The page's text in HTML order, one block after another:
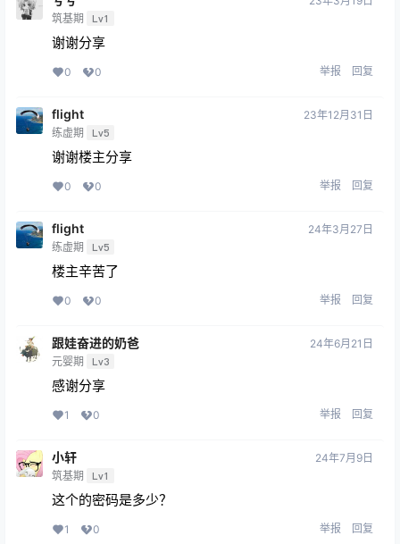
筑基期 Lv1
谢谢分享
0 0 举报 回复
flight
练虚期 Lv5
23年12月31日
谢谢楼主分享
0 0 举报 回复
flight
练虚期 Lv5
24年3月27日
楼主辛苦了
0 0 举报 回复
跟娃奋进的奶爸
元婴期 Lv3
24年6月21日
感谢分享
1 0 举报 回复
小轩
筑基期 Lv1
24年7月9日
这个的密码是多少？
1 0 举报 回复